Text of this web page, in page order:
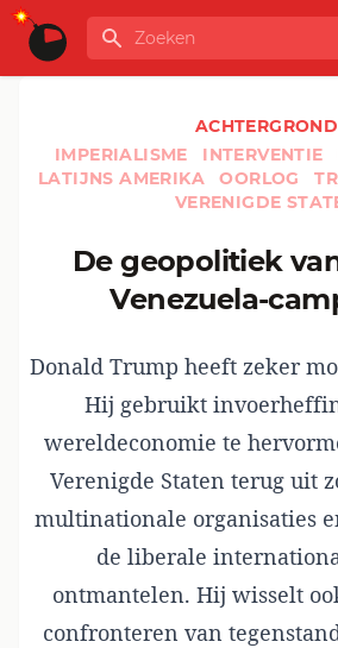
Ga naar de inhoud
GLOBALINFO
Zoeken
ACHTERGROND
IMPERIALISME
INTERVENTIE
LATIJNS AMERIKA
OORLOG
VERENIGDE
De geopolitiek van Trumps
Venezuela-
Donald Trump heeft zeker
Hij gebruikt
wereldeconomie te
Verenigde Staten terug uit
multinationale organisaties
de liberale
ontmantelen. Hij wisselt
confronteren van